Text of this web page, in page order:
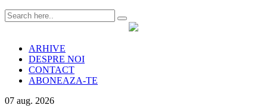
ARHIVE
DESPRE NOI
CONTACT
ABONEAZA-TE
07 aug. 2026